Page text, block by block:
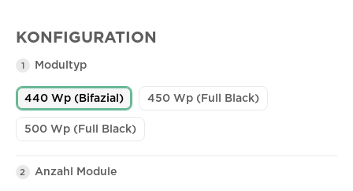
KONFIGURATION
1 Modultyp
440 Wp (Bifazial) 450 Wp (Full Black)
500 Wp (Full Black)
2 Anzahl Module